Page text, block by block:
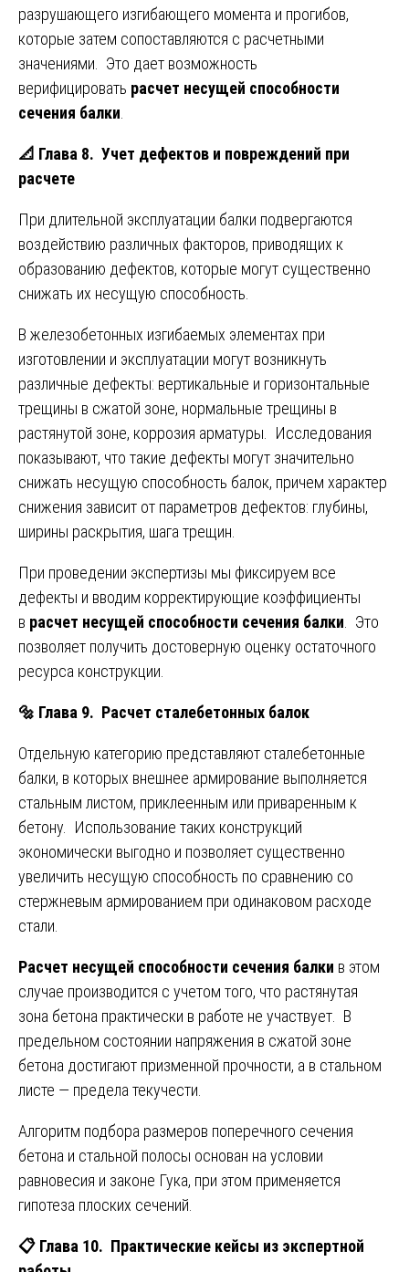
разрушающего изгибающего момента и прогибов,
которые затем сопоставляются с расчетными
значениями. Это дает возможность
верифицировать расчет несущей способности
сечения балки
📐 Глава 8. Учет дефектов и повреждений при
расчете
При длительной эксплуатации балки подвергаются
воздействию различных факторов, приводящих к
образованию дефектов, которые могут существенно
снижать их несущую способность.
В железобетонных изгибаемых элементах при
изготовлении и эксплуатации могут возникнуть
различные дефекты: вертикальные и горизонтальные
трещины в сжатой зоне, нормальные трещины в
растянутой зоне, коррозия арматуры. Исследования
показывают, что такие дефекты могут значительно
снижать несущую способность балок, причем характер
снижения зависит от параметров дефектов: глубины,
ширины раскрытия, шага трещин.
При проведении экспертизы мы фиксируем все
дефекты и вводим корректирующие коэффициенты
в расчет несущей способности сечения балки . Это
позволяет получить достоверную оценку остаточного
ресурса конструкции.
🔩 Глава 9. Расчет сталебетонных балок
Отдельную категорию представляют сталебетонные
балки, в которых внешнее армирование выполняется
стальным листом, приклеенным или приваренным к
бетону. Использование таких конструкций
экономически выгодно и позволяет существенно
увеличить несущую способность по сравнению со
стержневым армированием при одинаковом расходе
стали.
Расчет несущей способности сечения балки в этом
случае производится с учетом того, что растянутая
зона бетона практически в работе не участвует. В
предельном состоянии напряжения в сжатой зоне
бетона достигают призменной прочности, а в стальном
листе — предела текучести.
Алгоритм подбора размеров поперечного сечения
бетона и стальной полосы основан на условии
равновесия и законе Гука, при этом применяется
гипотеза плоских сечений.
📋 Глава 10. Практические кейсы из экспертной